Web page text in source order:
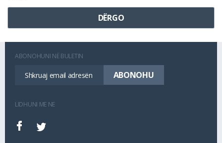
ABONOHUNI NË BULETIN
LIDHUNI ME NE